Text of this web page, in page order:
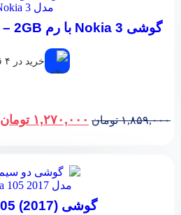
گوشی Nokia 3 با رم 2GB – حافظه داخلی 16GB
خرید در ۴ قسط
۱,۸۵۹,۰۰۰ تومان ۱,۲۷۰,۰۰۰ تومان
گوشی (Nokia 105 (2017